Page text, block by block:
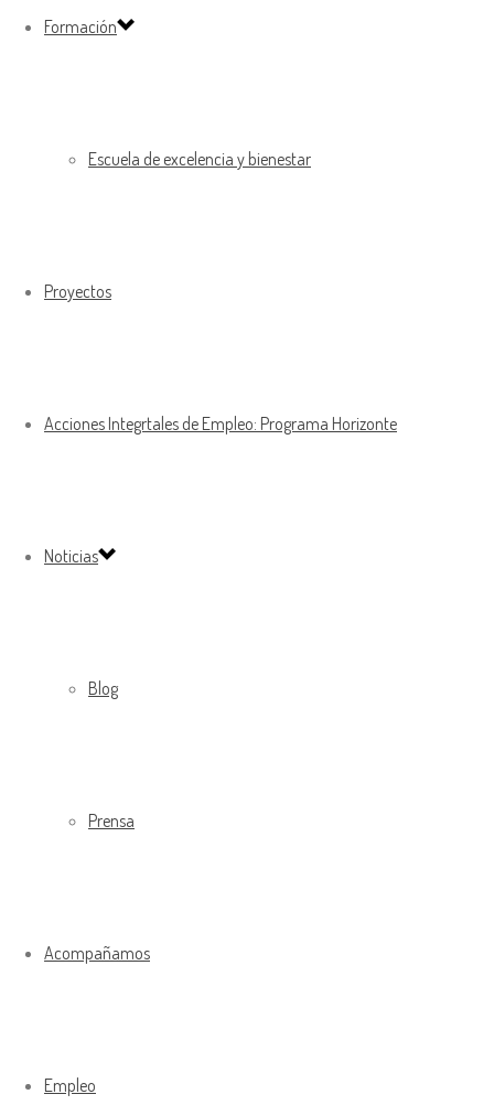
Formación
Escuela de excelencia y bienestar
Proyectos
Acciones Integrtales de Empleo: Programa Horizonte
Noticias
Blog
Prensa
Acompañamos
Empleo